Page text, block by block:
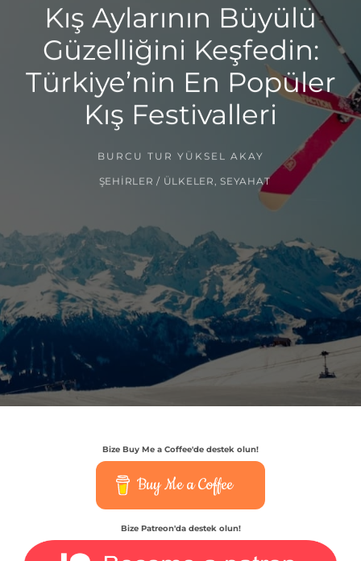
Kış Aylarının Büyülü
Güzelliğini Keşfedin:
Türkiye’nin En Popüler
Kış Festivalleri
BURCU TUR YÜKSEL AKAY
ŞEHIRLER / ÜLKELER SEYAHAT
Bize Buy Me a Coffee'de destek olun!
Buy Me a Coffee
Bize Patreon'da destek olun!